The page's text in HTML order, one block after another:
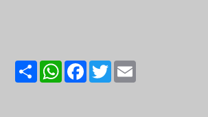
ShareWhatsApp
Facebook
Twitter